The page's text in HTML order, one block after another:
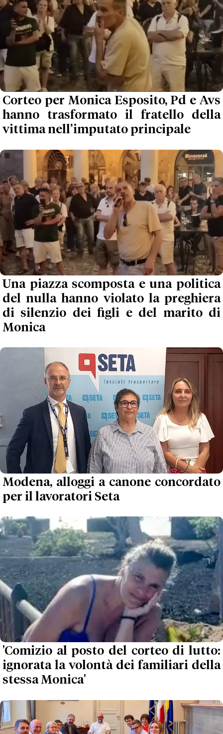
Corteo per Monica Esposito, Pd e Avs
hanno trasformato il fratello della
vittima nell’imputato principale
Una piazza scomposta e una politica
del nulla hanno violato la preghiera
di silenzio dei figli e del marito di
Monica
Modena, alloggi a canone concordato
per il lavoratori Seta
'Comizio al posto del corteo di lutto:
ignorata la volontà dei familiari della
stessa Monica'